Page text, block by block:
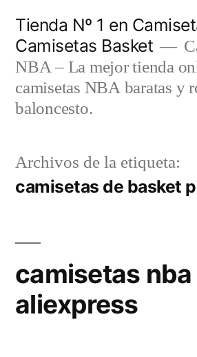
contenido
Tienda Nº 1 en
Camisetas Basket
NBA – La mejor tienda
camisetas NBA baratas y
baloncesto.
Archivos de la etiqueta:
camisetas de basket
camisetas
aliexpress